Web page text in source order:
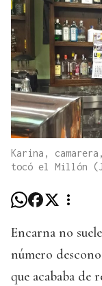
Karina,
tocó el Millón
Encarna no
número
que acababa de